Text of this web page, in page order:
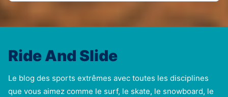
Ride And Slide
Le blog des sports extrêmes avec toutes les disciplines
que vous aimez comme le surf, le skate, le snowboard, le